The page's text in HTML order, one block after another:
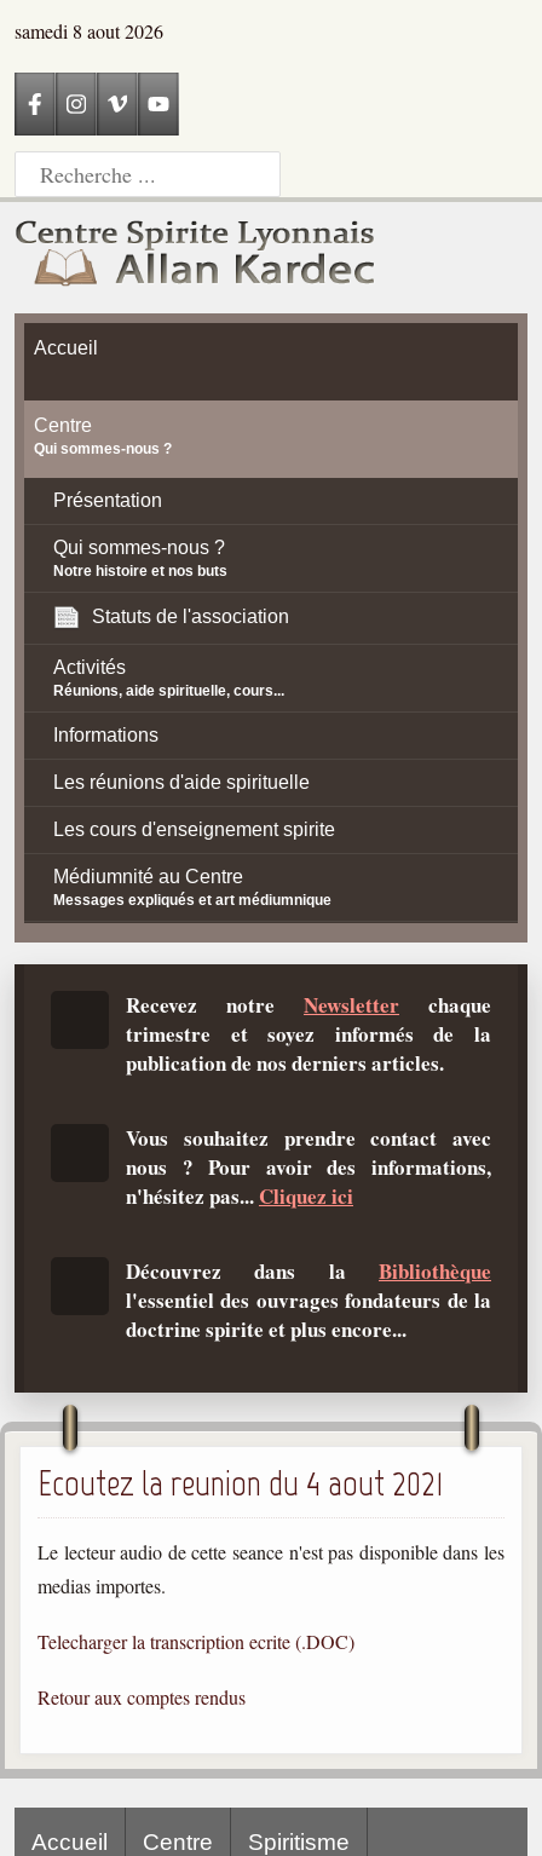
samedi 8 aout 2026
Accueil
Centre
Qui sommes-nous ?
Présentation
Qui sommes-nous ?
Notre histoire et nos buts
Statuts de l'association
Activités
Réunions, aide spirituelle, cours...
Informations
Les réunions d'aide spirituelle
Les cours d'enseignement spirite
Médiumnité au Centre
Messages expliqués et art médiumnique
Contact / Accès
La doctrine Spirite
Les bases du spiritisme
Historique
But des manifestations spirites
Médiums
Les hommes
Les fondateurs
Allan Kardec
1804-1869
Léon Denis
Gabriel Delanne
Recevez notre Newsletter chaque
trimestre et soyez informés de la
publication de nos derniers articles.
Vous souhaitez prendre contact avec
nous ? Pour avoir des informations,
n'hésitez pas... Cliquez ici
Découvrez dans la Bibliothèque
l'essentiel des ouvrages fondateurs de la
doctrine spirite et plus encore...
Ecoutez la reunion du 4 aout 2021
Le lecteur audio de cette seance n'est pas disponible dans les
medias importes.
Telecharger la transcription ecrite (.DOC)
Retour aux comptes rendus
Accueil Centre Spiritisme